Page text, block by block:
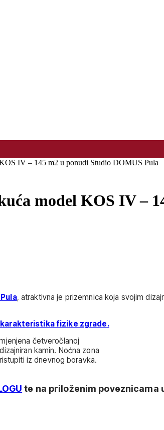
IV – 145 m2 u ponudi Studio DOMUS Pula
model KOS IV –
, atraktivna je prizemnica koja svojim
fizike zgrade.
četveročlanoj
kamin. Noćna zona
iz dnevnog boravka.
te na priloženim poveznicama